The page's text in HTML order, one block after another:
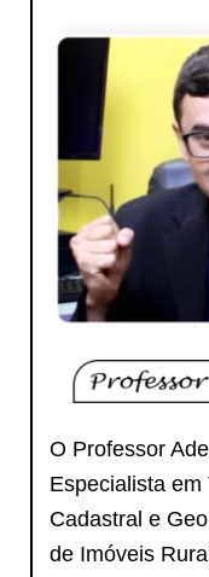
O Professor
Especialista em
Cadastral e
de Imóveis